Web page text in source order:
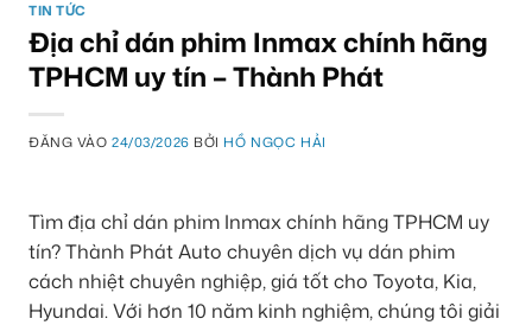
TIN TỨC
Địa chỉ dán phim Inmax chính hãng
TPHCM uy tín – Thành Phát
ĐĂNG VÀO24/03/2026 BỞI HỒ NGỌC HẢI
Tìm địa chỉ dán phim Inmax chính hãng TPHCM uy
tín? Thành Phát Auto chuyên dịch vụ dán phim
cách nhiệt chuyên nghiệp, giá tốt cho Toyota, Kia,
Hyundai. Với hơn 10 năm kinh nghiệm, chúng tôi giải